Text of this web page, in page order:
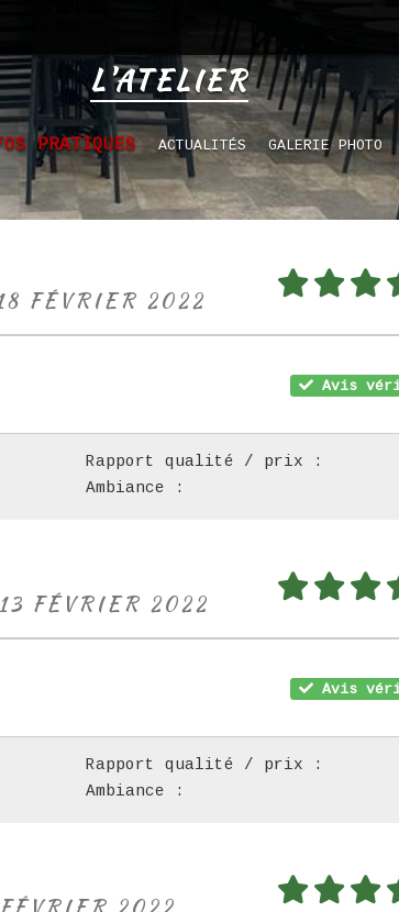
L'ATELIER
PRATIQUES ACTUALITÉS GALERIE PHOTO
FÉVRIER 2022
Avis
Rapport qualité / prix :
Ambiance :
FÉVRIER 2022
Avis
Rapport qualité / prix :
Ambiance :